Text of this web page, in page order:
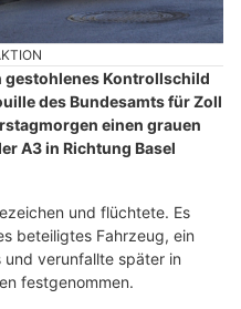
gestohlenes Kontrollschild
des Bundesamts für Zoll
einen grauen
A3 in Richtung Basel
und flüchtete. Es
beteiligtes Fahrzeug, ein
und verunfallte später in
festgenommen.